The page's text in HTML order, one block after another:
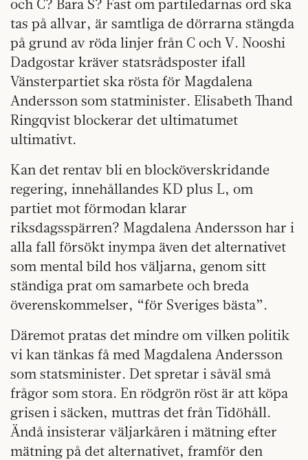
och C? Bara S? Fast om partiledarnas ord ska
tas på allvar, är samtliga de dörrarna stängda
på grund av röda linjer från C och V. Nooshi
Dadgostar kräver statsrådsposter ifall
Vänsterpartiet ska rösta för Magdalena
Andersson som statminister. Elisabeth Thand
Ringqvist blockerar det ultimatumet
ultimativt.
Kan det rentav bli en blocköverskridande
regering, innehållandes KD plus L, om
partiet mot förmodan klarar
riksdagsspärren? Magdalena Andersson har i
alla fall försökt inympa även det alternativet
som mental bild hos väljarna, genom sitt
ständiga prat om samarbete och breda
överenskommelser, “för Sveriges bästa”.
Däremot pratas det mindre om vilken politik
vi kan tänkas få med Magdalena Andersson
som statsminister. Det spretar i såväl små
frågor som stora. En rödgrön röst är att köpa
grisen i säcken, muttras det från Tidöhåll.
Ändå insisterar väljarkåren i mätning efter
mätning på det alternativet, framför den